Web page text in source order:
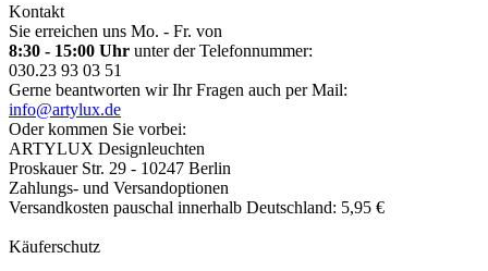
Kontakt
Sie erreichen uns Mo. - Fr. von
8:30 - 15:00 Uhr unter der Telefonnummer:
030.23 93 03 51
Gerne beantworten wir Ihr Fragen auch per Mail:
info@artylux.de
Oder kommen Sie vorbei:
ARTYLUX Designleuchten
Proskauer Str. 29 - 10247 Berlin
Zahlungs- und Versandoptionen
Versandkosten pauschal innerhalb Deutschland: 5,95 €
Käuferschutz